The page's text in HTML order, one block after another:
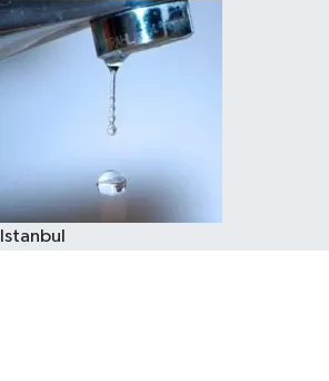
Istanbul